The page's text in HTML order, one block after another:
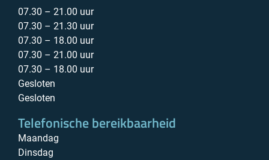
07.30 – 21.00 uur
07.30 – 21.30 uur
07.30 – 18.00 uur
07.30 – 21.00 uur
07.30 – 18.00 uur
Gesloten
Gesloten
Telefonische bereikbaarheid
Maandag
Dinsdag